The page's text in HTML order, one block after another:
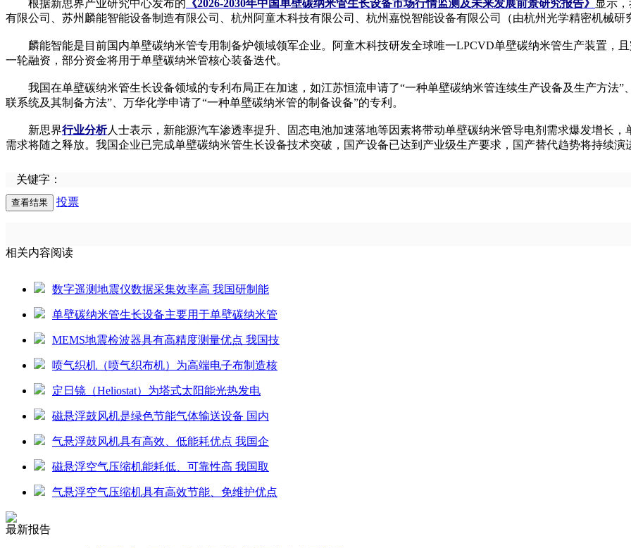
根据新思界产业研究中心发布的 《2026-2030年中国单壁碳纳米管生长设备市场行情监测及未来发展前景研究报告》 显示
有限公司、苏州麟能智能设备制造有限公司、杭州阿童木科技有限公司、杭州嘉悦智能设备有限公司（由杭州光学精密机械研
麟能智能是目前国内单壁碳纳米管专用制备炉领域领军企业。阿童木科技研发全球唯一LPCVD单壁碳纳米管生产装置，
一轮融资，部分资金将用于单壁碳纳米管核心装备迭代。
我国在单壁碳纳米管生长设备领域的专利布局正在加速，如江苏恒流申请了“一种单壁碳纳米管连续生产设备及生产方法”
联系统及其制备方法”、万华化学申请了“一种单壁碳纳米管的制备设备”的专利。
新思界行业分析人士表示，新能源汽车渗透率提升、固态电池加速落地等因素将带动单壁碳纳米管导电剂需求爆发增长
需求将随之释放。我国企业已完成单壁碳纳米管生长设备技术突破，国产设备已达到产业级生产要求，国产替代趋势将持续演
关键字：
投票
相关内容阅读
数字遥测地震仪数据采集效率高 我国研制能
单壁碳纳米管生长设备主要用于单壁碳纳米管
MEMS地震检波器具有高精度测量优点 我国技
喷气织机（喷气织布机）为高端电子布制造核
定日镜（Heliostat）为塔式太阳能光热发电
磁悬浮鼓风机是绿色节能气体输送设备 国内
气悬浮鼓风机具有高效、低能耗优点 我国企
磁悬浮空气压缩机能耗低、可靠性高 我国取
气悬浮空气压缩机具有高效节能、免维护优点
最新报告